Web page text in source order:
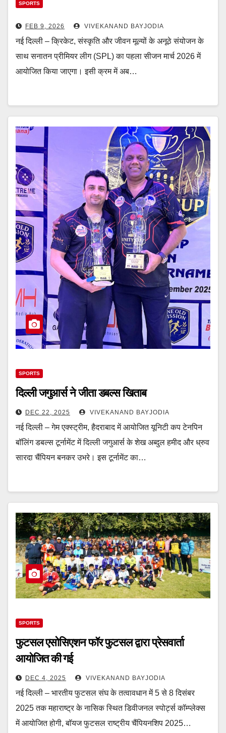
SPORTS
FEB 9, 2026 VIVEKANAND BAYJODIA
नई दिल्ली – क्रिकेट, संस्कृति और जीवन मूल्यों के अनूठे संयोजन के
साथ सनातन प्रीमियर लीग (SPL) का पहला सीजन मार्च 2026 में
आयोजित किया जाएगा। इसी क्रम में अब…
SPORTS
दिल्ली जगुआर्स ने जीता डबल्स खिताब
DEC 22, 2025 VIVEKANAND BAYJODIA
नई दिल्ली – गेम एक्स्ट्रीम, हैदराबाद में आयोजित यूनिटी कप टेनपिन
बॉलिंग डबल्स टूर्नामेंट में दिल्ली जगुआर्स के शेख अब्दुल हमीद और ध्रुव
सारदा चैंपियन बनकर उभरे। इस टूर्नामेंट का…
SPORTS
फुटसल एसोसिएशन फॉर फुटसल द्वारा प्रेसवार्ता
आयोजित की गई
DEC 4, 2025 VIVEKANAND BAYJODIA
नई दिल्ली – भारतीय फुटसल संघ के तत्वावधान में 5 से 8 दिसंबर
2025 तक महाराष्ट्र के नासिक स्थित डिवीजनल स्पोर्ट्स कॉम्प्लेक्स
में आयोजित होगी, बॉयज फुटसल राष्ट्रीय चैंपियनशिप 2025…